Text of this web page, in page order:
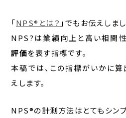
「NPS®とは？ 」でもお伝えしまし
NPS?は業績向上と高い相関
評価を表す指標です。
本稿では、この指標がいかに
えします。
NPS®の計測方法はとてもシンプ